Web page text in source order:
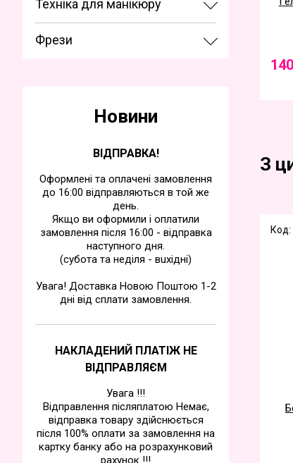
Техніка для манікюру
Фрези
Новини
ВІДПРАВКА!
Оформлені та оплачені замовлення
до 16:00 відправляються в той же
день.
Якщо ви оформили і оплатили
замовлення після 16:00 - відправка
наступного дня.
(субота та недiля - вuхiднi)
Увага! Доставка Новою Поштою 1-2
дні від сплати замовлення.
НАКЛАДЕНИЙ ПЛАТІЖ НЕ
ВІДПРАВЛЯЄМ
Увага !!!
Відправлення післяплатою Немає,
відправка товару здійснюється
після 100% оплати за замовлення на
картку банку або на розрахунковий
рахунок !!!
З